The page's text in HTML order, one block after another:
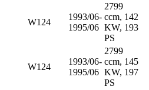
W124
1993/06-
1995/06
2799
ccm, 142
KW, 193
PS
W124
1993/06-
1995/06
2799
ccm, 145
KW, 197
PS